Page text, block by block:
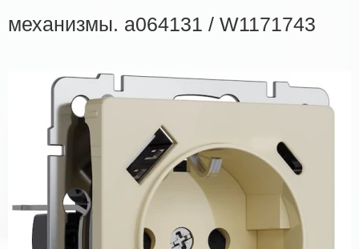
механизмы. a064131 / W1171743